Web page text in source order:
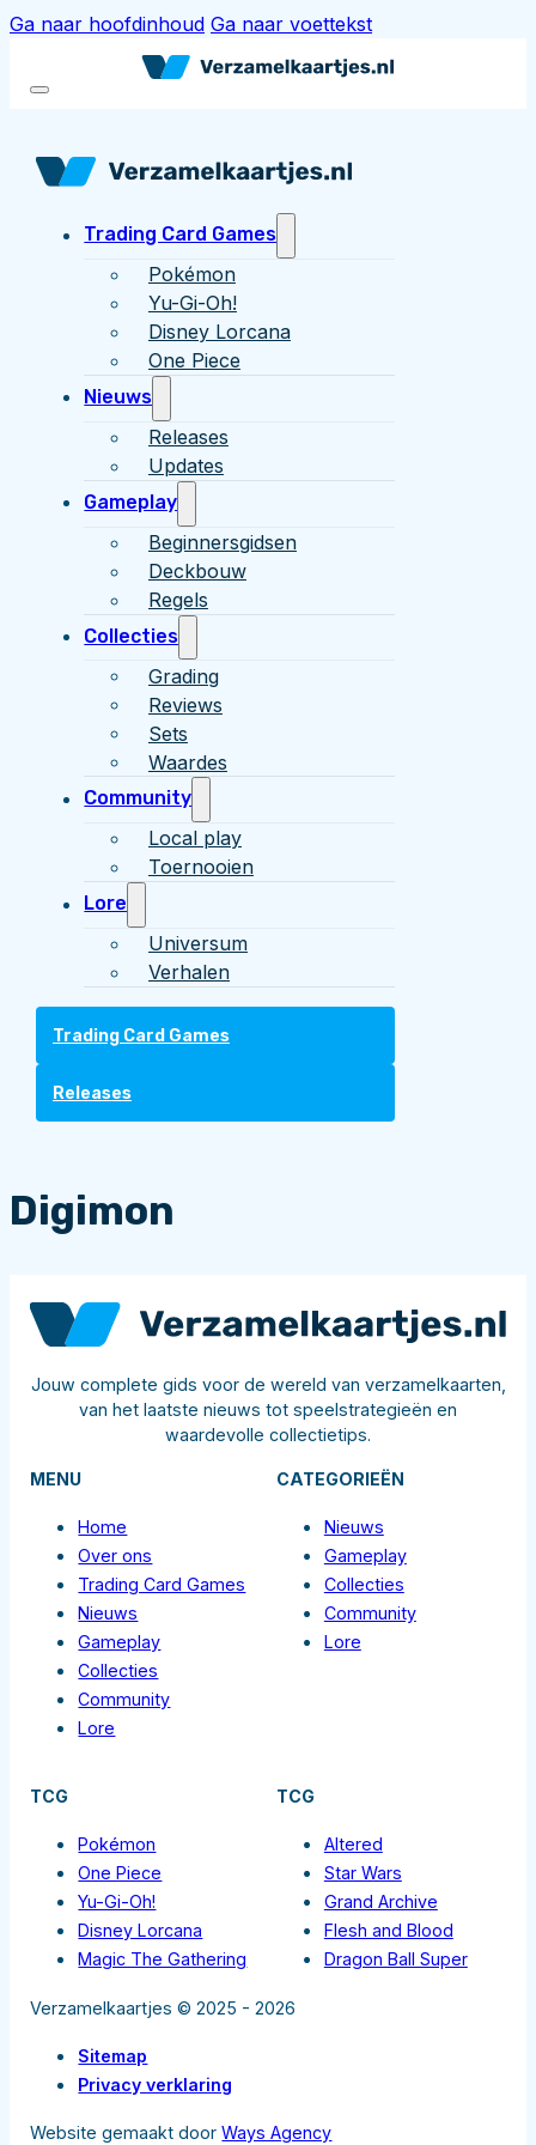
Ga naar hoofdinhoud Ga naar voettekst
Trading Card Games
Pokémon
Yu-Gi-Oh!
Disney Lorcana
One Piece
Nieuws
Releases
Updates
Gameplay
Beginnersgidsen
Deckbouw
Regels
Collecties
Grading
Reviews
Sets
Waardes
Community
Local play
Toernooien
Lore
Universum
Verhalen
Trading Card Games
Releases
Digimon
Jouw complete gids voor de wereld van verzamelkaarten,
van het laatste nieuws tot speelstrategieën en
waardevolle collectietips.
MENU
Home
Over ons
Trading Card Games
Nieuws
Gameplay
Collecties
Community
Lore
CATEGORIEËN
Nieuws
Gameplay
Collecties
Community
Lore
TCG
Pokémon
One Piece
Yu-Gi-Oh!
Disney Lorcana
Magic The Gathering
TCG
Altered
Star Wars
Grand Archive
Flesh and Blood
Dragon Ball Super
Verzamelkaartjes © 2025 - 2026
Sitemap
Privacy verklaring
Website gemaakt doorWays Agency